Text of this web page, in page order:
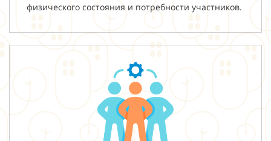
физического состояния и потребности участников.